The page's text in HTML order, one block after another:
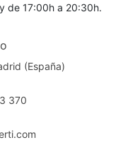
de 17:00h a 20:30h.
(España)
370